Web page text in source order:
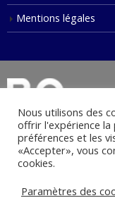
Mentions légales
© Copyright 2021.
Nous utilisons des
offrir l'expérience la
préférences et les
«Accepter», vous
cookies.
Paramètres des